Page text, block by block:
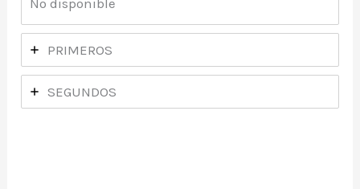
PRIMEROS
SEGUNDOS